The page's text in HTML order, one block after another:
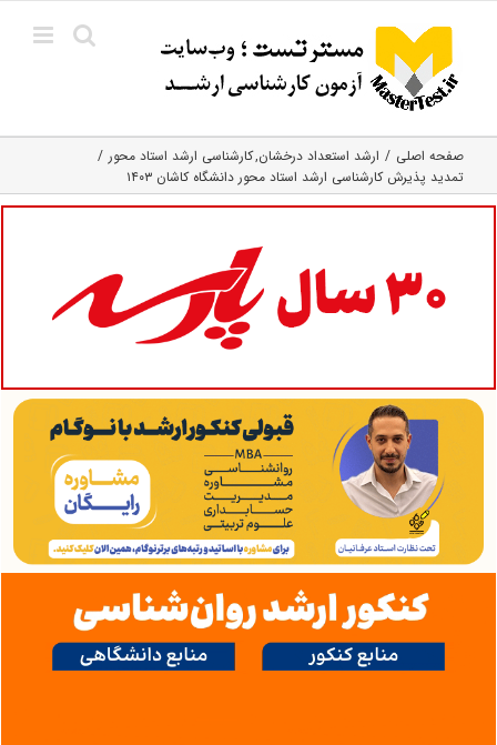
content
صفحه اصلی ارشد استعداد درخشان کارشناسی ارشد استاد محور
تمدید پذیرش کارشناسی ارشد استاد محور دانشگاه کاشان ۱۴۰۳